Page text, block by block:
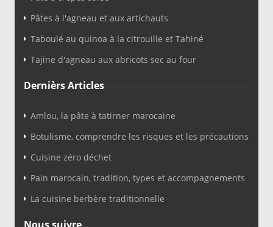
Pâtes à l'agneau et aux artichauts
Taboulé au quinoa à la citrouille et Tahiné
Tajine d'agneau aux abricots sec au four
Dernièrs Articles
Amlou, la pâte à tatirner marocaine
Botulisme, comprendre les risques et les précautions
Cuisine zéro déchet
Pain marocain, tradition, types et accompagnements
La cuisine berbère traditionnelle